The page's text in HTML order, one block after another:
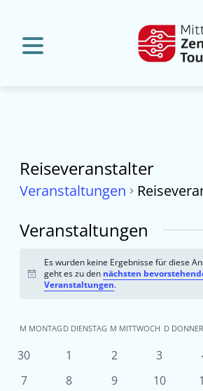
Reiseveranstalter
Veranstaltungen
Veranstaltungen
Hinweis
Es wurden keine Ergebnisse für diese
geht es zu den nächsten
Veranstaltungen.
Kalender
von
Veranstaltungen
M MONTAGD DIENSTAG M MITTWOCH D
0
30
0
1
0
2
0
3
0
7
0
8
0
9
0
10
0